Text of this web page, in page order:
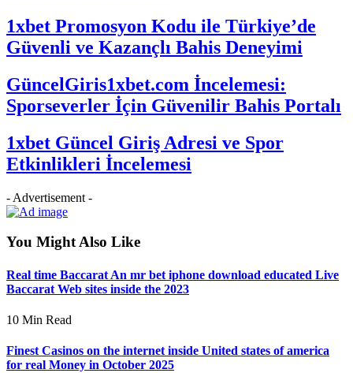
1xbet Promosyon Kodu ile Türkiye’de
Güvenli ve Kazançlı Bahis Deneyimi
GüncelGiris1xbet.com İncelemesi:
Sporseverler İçin Güvenilir Bahis Portalı
1xbet Güncel Giriş Adresi ve Spor
Etkinlikleri İncelemesi
- Advertisement -
You Might Also Like
Real time Baccarat An mr bet iphone download educated Live
Baccarat Web sites inside the 2023
10 Min Read
Finest Casinos on the internet inside United states of america
for real Money in October 2025